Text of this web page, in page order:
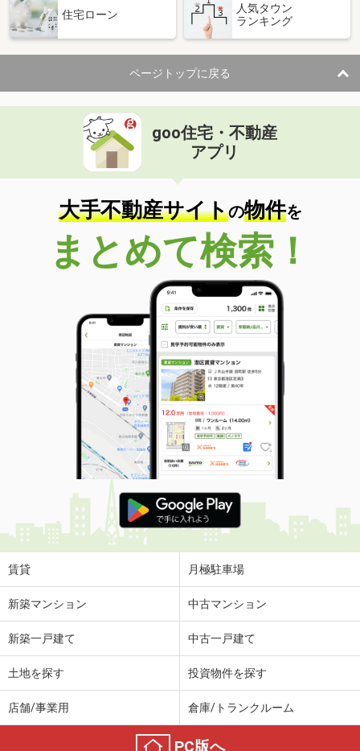
住 所
山形県東田川郡三川町大字押切新田字
潴
建物面積 165.62m²
山形県鶴岡市斎藤川原字林俣
価 格
住 所
山形県鶴岡市斎藤川原字林俣
土地面積 204.4m²
山形県酒田市広野字下通
450万円
山形県酒田市広野字下通
建物面積 144.18m²
土地面積
728.22m²
山形県山形市大字漆山
価 格
2,380万円
住 所
山形県山形市大字漆山
建物面積 102.68m²
土地面積 201.23m²
山形県東根市温泉町３
価 格
300万円
住 所
山形県東根市温泉町３
275.23m²
山形県東根市板垣大通り
2,360万円
101.22m²
山形県米沢市福田町１
住宅ローン
人気タウン
ランキング
ページトップに戻る
goo住宅・不動産
アプリ
大手不動産サイトの物件を
まとめて検索！
賃貸 月極駐車場
新築マンション 中古マンション
新築一戸建て 中古一戸建て
土地を探す 投資物件を探す
店舗/事業用 倉庫/トランクルーム
PC版へ